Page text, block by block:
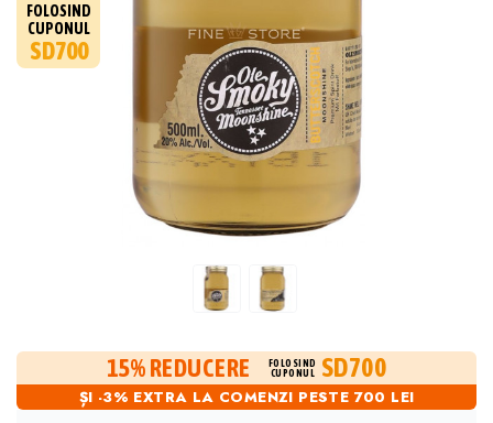
FOLOSIND
CUPONUL
SD700
15% REDUCERE
FOLOSIND
CUPONUL
SD700
ȘI -3% EXTRA LA COMENZI PESTE 700 LEI